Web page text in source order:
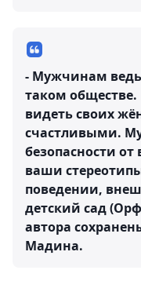
- Мужчинам
таком
видеть своих
счастливыми.
безопасности от
ваши
поведении,
детский сад
автора
Мадина.